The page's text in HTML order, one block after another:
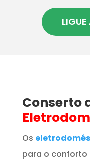
Conserto
Os
para o conforto